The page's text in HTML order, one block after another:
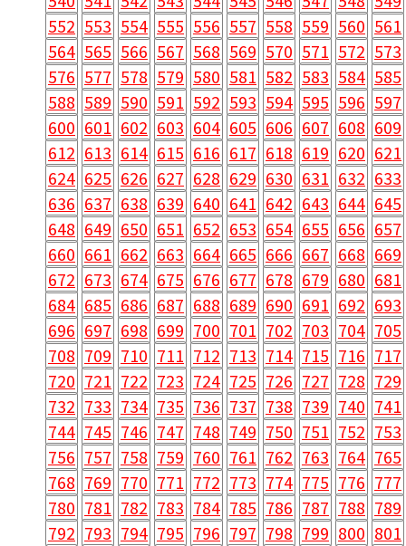
552 553 554 555 556 557 558 559 560 561
564 565 566 567 568 569 570 571 572 573
576 577 578 579 580 581 582 583 584 585
588 589 590 591 592 593 594 595 596 597
600 601 602 603 604 605 606 607 608 609
612 613 614 615 616 617 618 619 620 621
624 625 626 627 628 629 630 631 632 633
636 637 638 639 640 641 642 643 644 645
648 649 650 651 652 653 654 655 656 657
660 661 662 663 664 665 666 667 668 669
672 673 674 675 676 677 678 679 680 681
684 685 686 687 688 689 690 691 692 693
696 697 698 699 700 701 702 703 704 705
708 709 710 711 712 713 714 715 716 717
720 721 722 723 724 725 726 727 728 729
732 733 734 735 736 737 738 739 740 741
744 745 746 747 748 749 750 751 752 753
756 757 758 759 760 761 762 763 764 765
768 769 770 771 772 773 774 775 776 777
780 781 782 783 784 785 786 787 788 789
792 793 794 795 796 797 798 799 800 801